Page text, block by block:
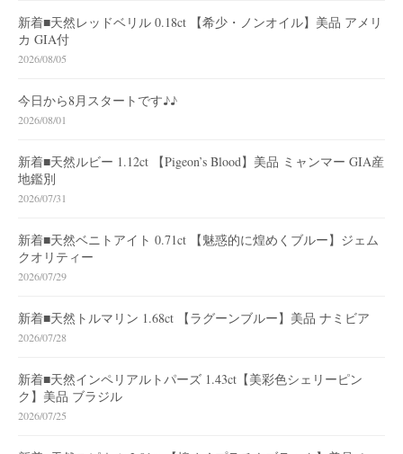
新着■天然レッドベリル 0.18ct 【希少・ノンオイル】美品 アメリ
カ GIA付
2026/08/05
今日から8月スタートです♪♪
2026/08/01
新着■天然ルビー 1.12ct 【Pigeon’s Blood】美品 ミャンマー GIA産
地鑑別
2026/07/31
新着■天然ベニトアイト 0.71ct 【魅惑的に煌めくブルー】ジェム
クオリティー
2026/07/29
新着■天然トルマリン 1.68ct 【ラグーンブルー】美品 ナミビア
2026/07/28
新着■天然インペリアルトパーズ 1.43ct【美彩色シェリーピン
ク】美品 ブラジル
2026/07/25